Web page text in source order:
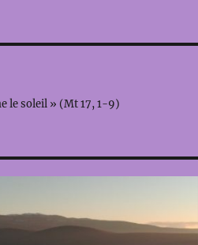
le soleil » (Mt 17, 1-9)